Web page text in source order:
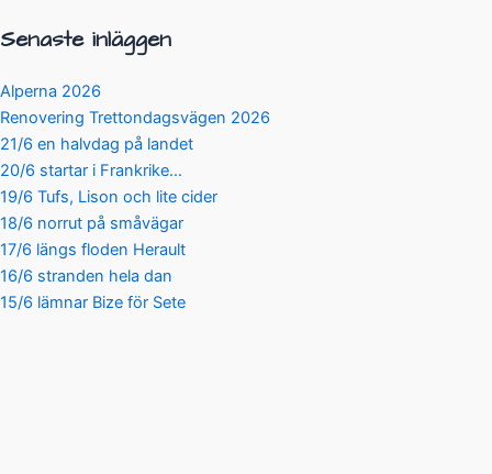
Senaste inläggen
Alperna 2026
Renovering Trettondagsvägen 2026
21/6 en halvdag på landet
20/6 startar i Frankrike…
19/6 Tufs, Lison och lite cider
18/6 norrut på småvägar
17/6 längs floden Herault
16/6 stranden hela dan
15/6 lämnar Bize för Sete